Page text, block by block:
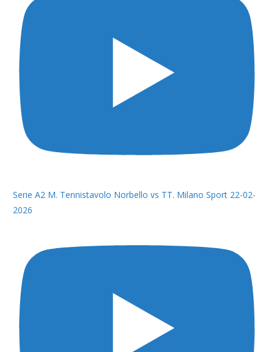
Serie A2 M. Tennistavolo Norbello vs TT. Milano Sport 22-02-
2026